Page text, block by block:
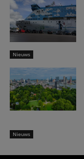
Nieuws
Nieuws